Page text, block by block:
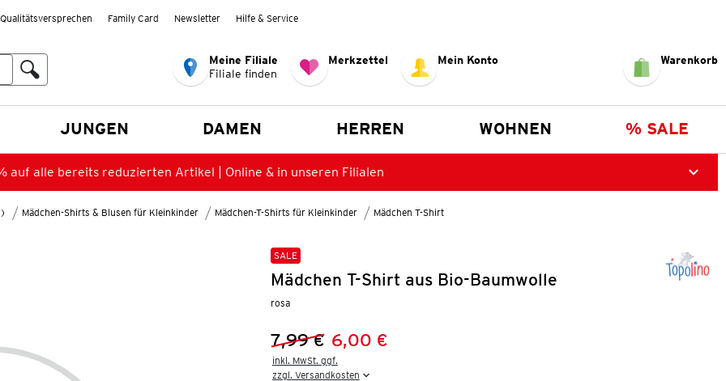
Qualitätsversprechen Family Card Newsletter Hilfe & Service
Meine Filiale
Filiale finden
Merkzettel Mein Konto Warenkorb
JUNGEN DAMEN HERREN WOHNEN % SALE
auf alle bereits reduzierten Artikel | Online & in unseren Filialen
Mädchen-Shirts & Blusen für Kleinkinder Mädchen-T-Shirts für Kleinkinder Mädchen T-Shirt
SALE
Mädchen T-Shirt aus Bio-Baumwolle
rosa
Vorheriger Preis:
7,99 €
Neuer Preis:
6,00 €
inkl. MwSt. ggf.
zzgl. Versandkosten